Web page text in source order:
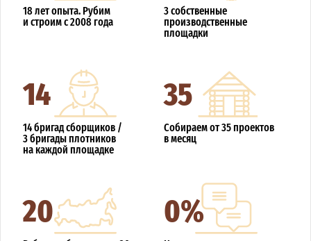
18 лет опыта. Рубим
и строим с 2008 года
3 собственные
производственные
площадки
14
14 бригад сборщиков /
3 бригады плотников
на каждой площадке
35
Собираем от 35 проектов
в месяц
20 0%